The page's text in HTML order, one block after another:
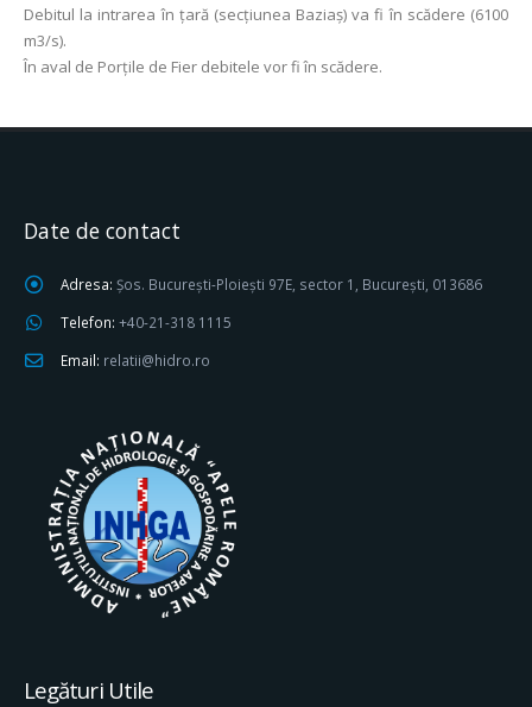
Debitul la intrarea în ţară (secţiunea Baziaş) va fi în scădere (6100
m3/s).
În aval de Porţile de Fier debitele vor fi în scădere.
Date de contact
Adresa: Șos. București-Ploiești 97E, sector 1, București, 013686
Telefon: +40-21-318 1115
Email: relatii@hidro.ro
Legături Utile